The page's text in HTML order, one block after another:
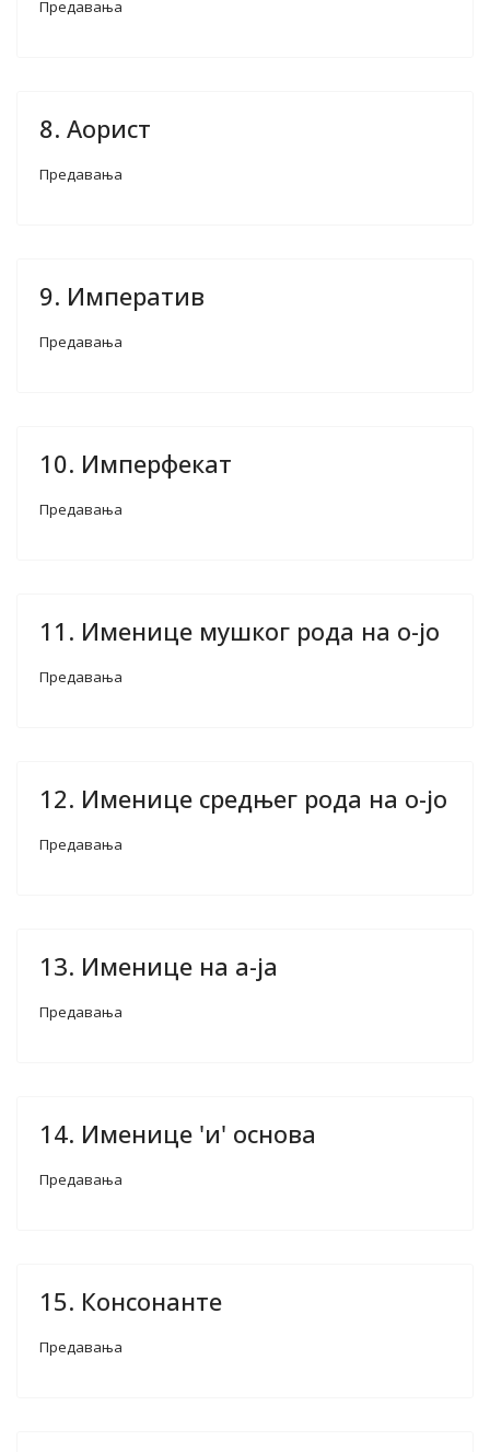
Предавања
8. Аорист
Предавања
9. Императив
Предавања
10. Имперфекат
Предавања
11. Именице мушког рода на о-јо
Предавања
12. Именице средњег рода на о-јо
Предавања
13. Именице на a-јa
Предавања
14. Именице 'и' основа
Предавања
15. Консонанте
Предавања